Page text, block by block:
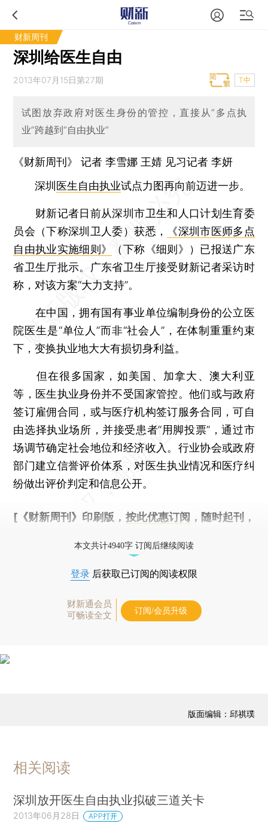
财新周刊
深圳给医生自由
2013年07月15日第27期 T中
试图放弃政府对医生身份的管控，直接从“多点执
业”跨越到“自由执业”
《财新周刊》 记者李雪娜 王婧 见习记者李妍
深圳 医生自由执业试点力图再向前迈进一步。
财新记者日前从深圳市卫生和人口计划生育委
员会（下称深圳卫人委）获悉，
《深圳市医师多点
自由执业实施细则》
（下称《细则》）已报送广东
省卫生厅批示。广东省卫生厅接受财新记者采访时
称，对该方案“大力支持”。
在中国，拥有国有事业单位编制身份的公立医
院医生是“单位人”而非“社会人”，在体制重重约束
下，变换执业地大大有损切身利益。
但在很多国家，如美国、加拿大、澳大利亚
等，医生执业身份并不受国家管控。他们或与政府
签订雇佣合同，或与医疗机构签订服务合同，可自
由选择执业场所，并接受患者“用脚投票”，通过市
场调节确定社会地位和经济收入。行业协会或政府
部门建立信誉评价体系，对医生执业情况和医疗纠
纷做出评价判定和信息公开。
[《财新周刊》印刷版， 按此优惠订阅 ，随时起刊，
本文共计4940字 订阅后继续阅读
登录 后获取已订阅的阅读权限
财新通会员
可畅读全文
订阅/会员升级
版面编辑：邱祺璞
相关阅读
深圳放开医生自由执业拟破三道关卡
2013年06月28日 APP打开